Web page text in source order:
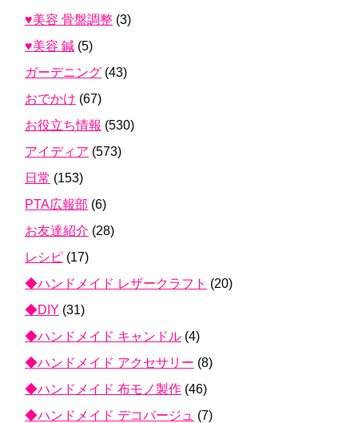
♥美容 骨盤調整 (3)
♥美容 鍼 (5)
ガーデニング (43)
おでかけ (67)
お役立ち情報 (530)
アイディア (573)
日常 (153)
PTA広報部 (6)
お友達紹介 (28)
レシピ (17)
◆ハンドメイド レザークラフト (20)
◆DIY (31)
◆ハンドメイド キャンドル (4)
◆ハンドメイド アクセサリー (8)
◆ハンドメイド 布モノ製作 (46)
◆ハンドメイド デコパージュ (7)